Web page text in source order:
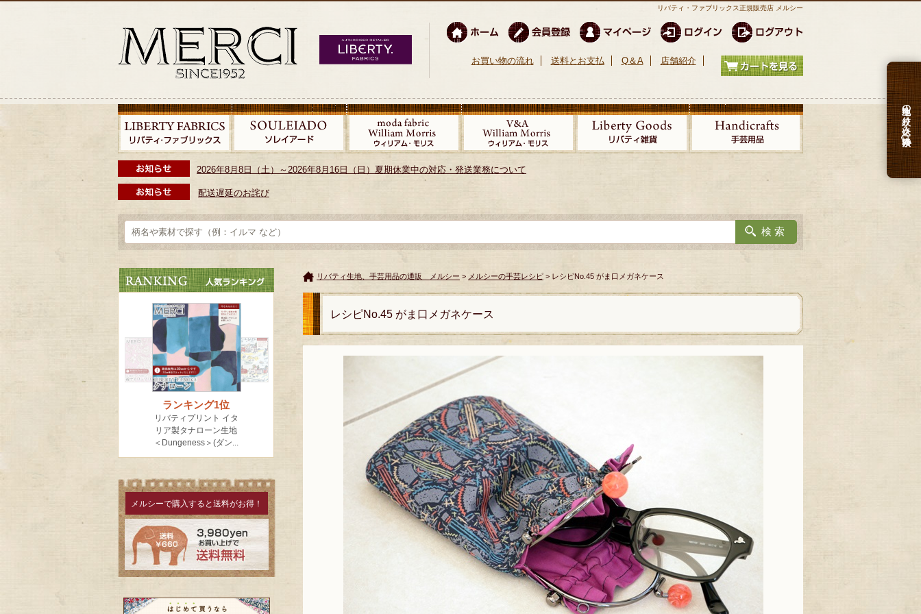
リバティ・ファブリックス正規販売店 メルシー
お買い物の流れ 送料とお支払 Q＆A 店舗紹介
2026年8月8日（土）～2026年8月16日（日）夏期休業中の対応・発送業務について
配送遅延のお詫び
生地の絞り込み検索
メルシーで購入すると送料がお得！
リバティ生地、手芸用品の通販 メルシー > メルシーの手芸レシピ > レシピNo.45 がま口メガネケース
レシピNo.45 がま口メガネケース